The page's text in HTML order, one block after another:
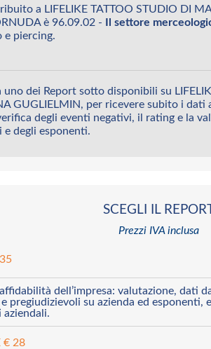
a LIFELIKE TATTOO STUDIO DI
è 96.09.02 -
Il settore
piercing.
uno dei Report sotto disponibili su
GUGLIELMIN, per ricevere subito i dati
degli eventi negativi, il rating e la
e degli esponenti.
SCEGLI IL
Prezzi IVA inclusa
dell’impresa: valutazione, dati
pregiudizievoli su azienda ed esponenti,
aziendali.
€ 28